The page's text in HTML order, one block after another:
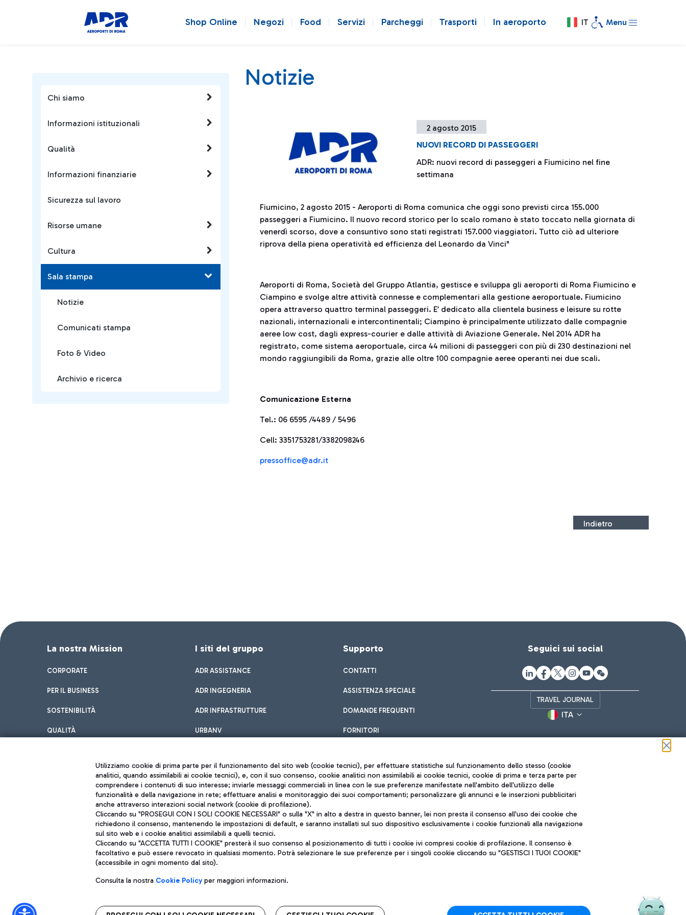
Shop Online Negozi Food Servizi Parcheggi Trasporti In aeroporto IT Menu
Chi siamo
Informazioni istituzionali
Qualità
Informazioni finanziarie
Sicurezza sul lavoro
Risorse umane
Cultura
Sala stampa
Notizie
Comunicati stampa
Foto & Video
Archivio e ricerca
Notizie
2 agosto 2015
NUOVI RECORD DI PASSEGGERI
ADR: nuovi record di passeggeri a Fiumicino nel fine
settimana
Fiumicino, 2 agosto 2015 - Aeroporti di Roma comunica che oggi sono previsti circa 155.000
passeggeri a Fiumicino. Il nuovo record storico per lo scalo romano è stato toccato nella giornata di
venerdì scorso, dove a consuntivo sono stati registrati 157.000 viaggiatori. Tutto ciò ad ulteriore
riprova della piena operatività ed efficienza del Leonardo da Vinci"
Aeroporti di Roma, Società del Gruppo Atlantia, gestisce e sviluppa gli aeroporti di Roma Fiumicino e
Ciampino e svolge altre attività connesse e complementari alla gestione aeroportuale. Fiumicino
opera attraverso quattro terminal passeggeri. E’ dedicato alla clientela business e leisure su rotte
nazionali, internazionali e intercontinentali; Ciampino è principalmente utilizzato dalle compagnie
aeree low cost, dagli express-courier e dalle attività di Aviazione Generale. Nel 2014 ADR ha
registrato, come sistema aeroportuale, circa 44 milioni di passeggeri con più di 230 destinazioni nel
mondo raggiungibili da Roma, grazie alle oltre 100 compagnie aeree operanti nei due scali.
Comunicazione Esterna
Tel.: 06 6595 /4489 / 5496
Cell: 3351753281/3382098246
pressoffice@adr.it
Indietro
La nostra Mission
CORPORATE
PER IL BUSINESS
SOSTENIBILITÀ
QUALITÀ
I siti del gruppo
ADR ASSISTANCE
ADR INGEGNERIA
ADR INFRASTRUTTURE
URBANV
Supporto
CONTATTI
ASSISTENZA SPECIALE
DOMANDE FREQUENTI
FORNITORI
Seguici sui social
TRAVEL JOURNAL
ITA
Aeroporti di Roma S.p.A. - Società soggetta a direzione e coordinamento di Mundys S.p.A.
Codice fiscale e Registro delle Imprese di Roma 13032990155 P. IVA 06572251004
Capitale sociale 62.224.743,00 int. vers.
Sede legale: Via Pier Paolo Racchetti 1 - 00054 Fiumicino (RM) telefono +39 06 65951
Note legali
Mappa sito
Accessibilità
Roma FCO
L'aeroporto stellato
QUALITÀ SOSTENIBILITÀ INNOVAZIONE
Utilizziamo cookie di prima parte per il funzionamento del sito web (cookie tecnici), per effettuare statistiche sul funzionamento dello stesso (cookie
analitici, quando assimilabili ai cookie tecnici), e, con il suo consenso, cookie analitici non assimilabili ai cookie tecnici, cookie di prima e terza parte per
comprendere i contenuti di suo interesse; inviarle messaggi commerciali in linea con le sue preferenze manifestate nell'ambito dell'utilizzo delle
funzionalità e della navigazione in rete; effettuare analisi e monitoraggio dei suoi comportamenti; personalizzare gli annunci e le inserzioni pubblicitari
anche attraverso interazioni social network (cookie di profilazione).
Cliccando su "PROSEGUI CON I SOLI COOKIE NECESSARI" o sulla "X" in alto a destra in questo banner, lei non presta il consenso all'uso dei cookie che
richiedono il consenso, mantenendo le impostazioni di default, e saranno installati sul suo dispositivo esclusivamente i cookie funzionali alla navigazione
sul sito web e i cookie analitici assimilabili a quelli tecnici.
Cliccando su "ACCETTA TUTTI I COOKIE" presterà il suo consenso al posizionamento di tutti i cookie ivi compresi cookie di profilazione. Il consenso è
facoltativo e può essere revocato in qualsiasi momento. Potrà selezionare le sue preferenze per i singoli cookie cliccando su "GESTISCI I TUOI COOKIE"
(accessibile in ogni momento dal sito).
Consulta la nostra Cookie Policyper maggiori informazioni.